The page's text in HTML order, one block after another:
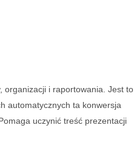
organizacji i raportowania. Jest to
automatycznych ta konwersja
uczynić treść prezentacji